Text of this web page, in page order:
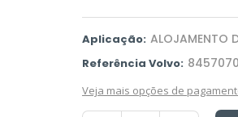
Aplicação: ALOJAMENTO
Referência Volvo:
Veja mais opções de